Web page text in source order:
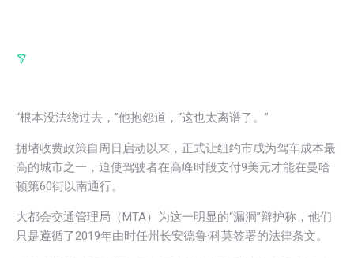
“根本没法绕过去，”他抱怨道，“这也太离谱了。”
拥堵收费政策自周日启动以来，正式让纽约市成为驾车成本最
高的城市之一，迫使驾驶者在高峰时段支付9美元才能在曼哈
顿第60街以南通行。
大都会交通管理局（MTA）为这一明显的“漏洞”辩护称，他们
只是遵循了2019年由时任州长安德鲁·科莫签署的法律条文。